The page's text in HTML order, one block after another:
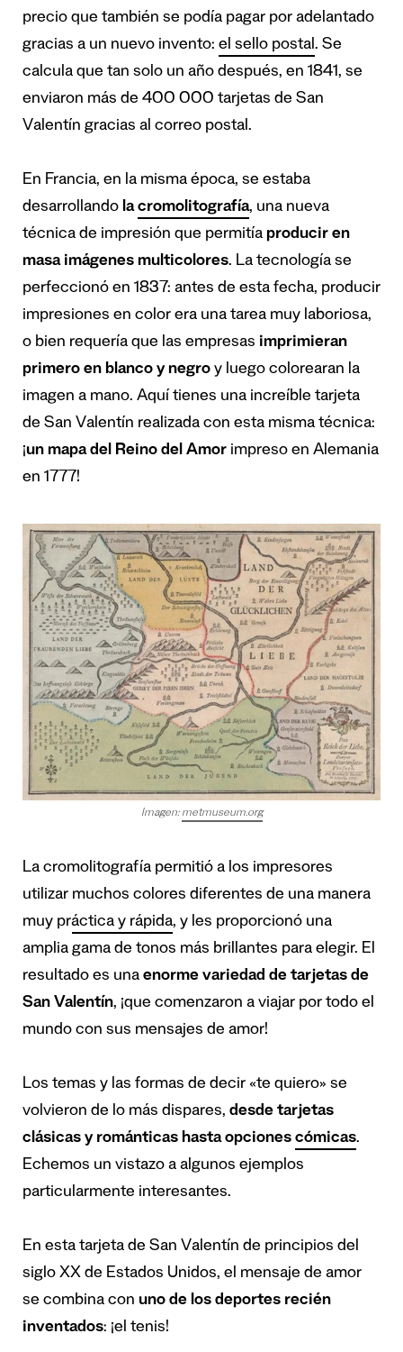
precio que también se podía pagar por adelantado
gracias a un nuevo invento: el sello postal. Se
calcula que tan solo un año después, en 1841, se
enviaron más de 400 000 tarjetas de San
Valentín gracias al correo postal.
En Francia, en la misma época, se estaba
desarrollando la cromolitografía, una nueva
técnica de impresión que permitía producir en
masa imágenes multicolores. La tecnología se
perfeccionó en 1837: antes de esta fecha, producir
impresiones en color era una tarea muy laboriosa,
o bien requería que las empresas imprimieran
primero en blanco y negro y luego colorearan la
imagen a mano. Aquí tienes una increíble tarjeta
de San Valentín realizada con esta misma técnica:
¡un mapa del Reino del Amor impreso en Alemania
en 1777!
Imagen: metmuseum.org
La cromolitografía permitió a los impresores
utilizar muchos colores diferentes de una manera
muy práctica y rápida, y les proporcionó una
amplia gama de tonos más brillantes para elegir. El
resultado es una enorme variedad de tarjetas de
San Valentín, ¡que comenzaron a viajar por todo el
mundo con sus mensajes de amor!
Los temas y las formas de decir «te quiero» se
volvieron de lo más dispares, desde tarjetas
clásicas y románticas hasta opciones cómicas.
Echemos un vistazo a algunos ejemplos
particularmente interesantes.
En esta tarjeta de San Valentín de principios del
siglo XX de Estados Unidos, el mensaje de amor
se combina con uno de los deportes recién
inventados: ¡el tenis!